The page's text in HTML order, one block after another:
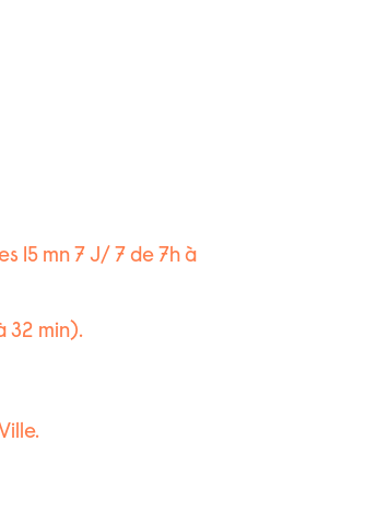
15 mn 7 J/ 7 de 7h à
32 min).